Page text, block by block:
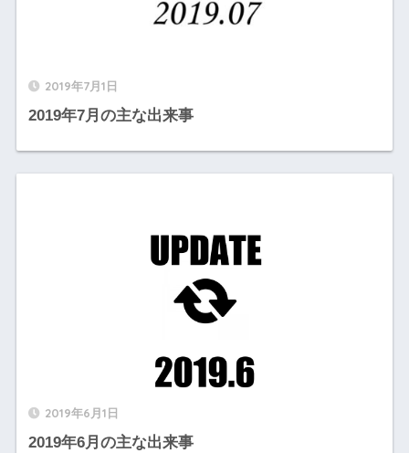
2019年7月1日
2019年7月の主な出来事
2019年6月1日
2019年6月の主な出来事